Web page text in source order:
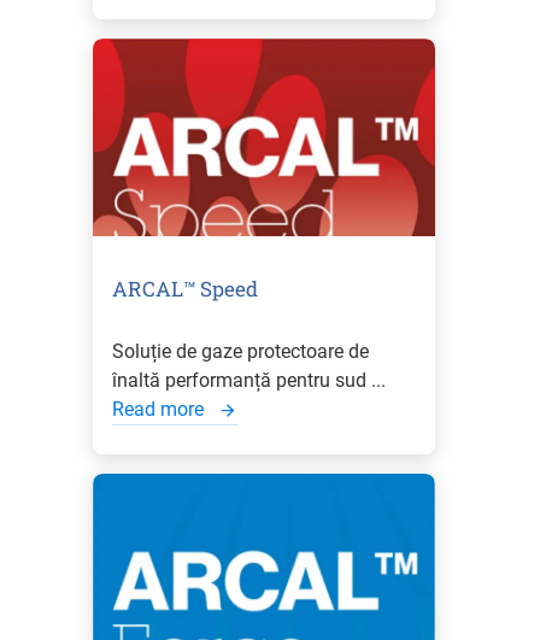
ARCAL™ Speed
Soluție de gaze protectoare de
înaltă performanță pentru sud ...
Read more